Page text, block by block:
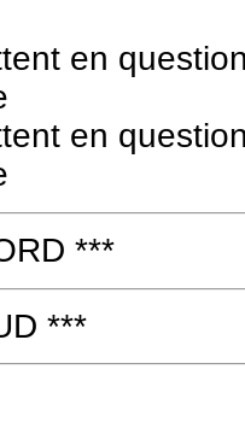
en
en
***
***